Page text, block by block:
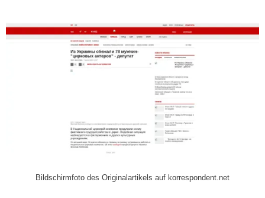
Bildschirmfoto des Originalartikels auf korrespondent.net